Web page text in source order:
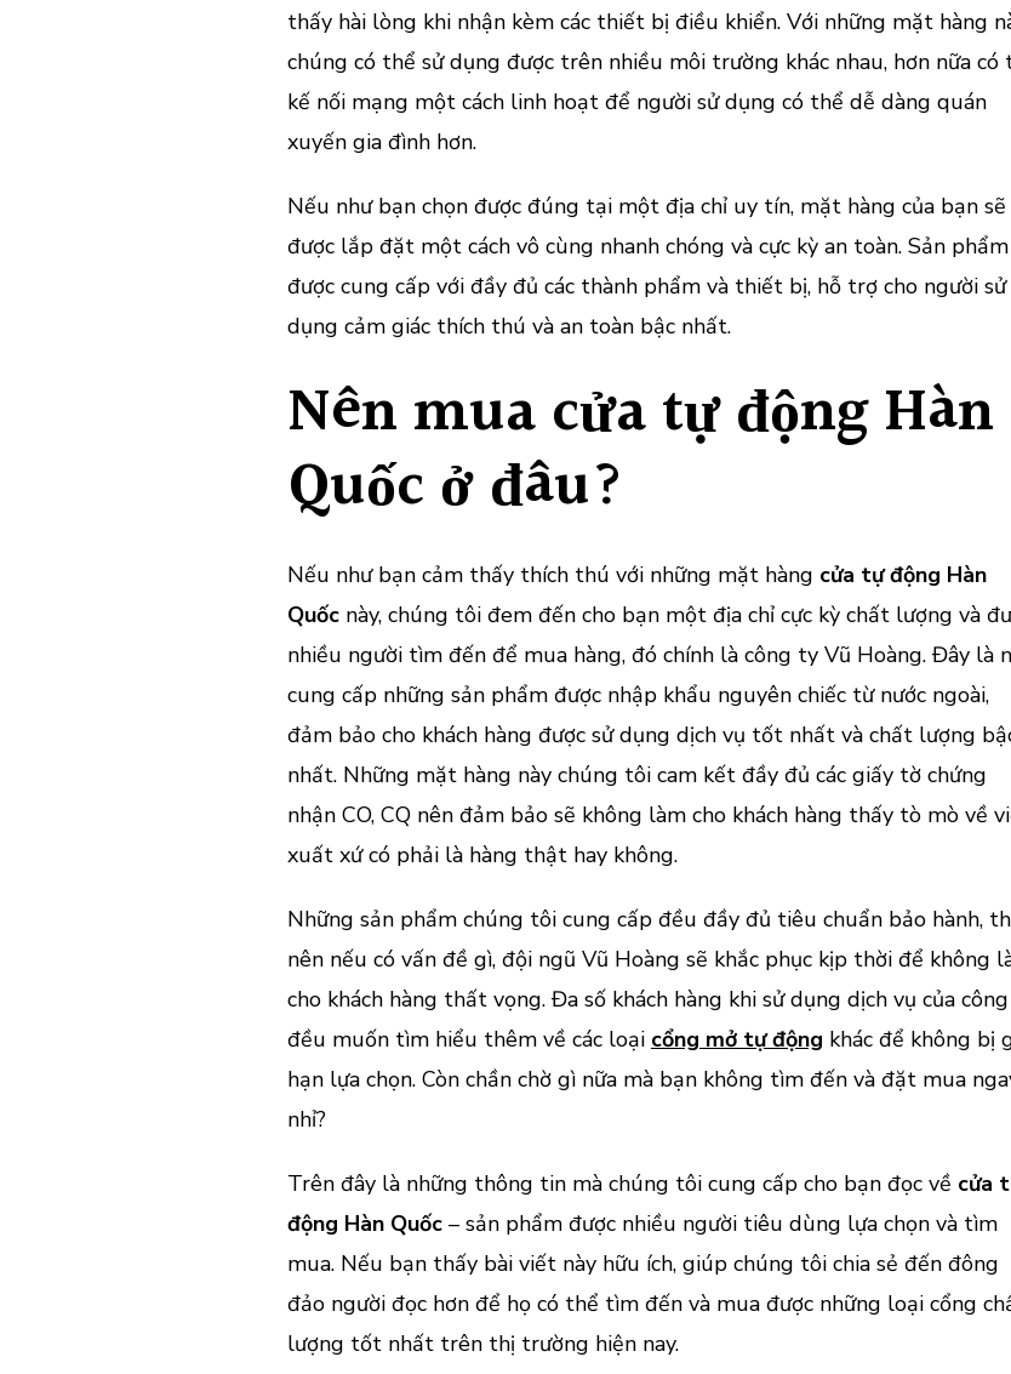
thấy hài lòng khi nhận kèm các thiết bị điều khiển. Với những mặt hàng
chúng có thể sử dụng được trên nhiều môi trường khác nhau, hơn nữa có
kế nối mạng một cách linh hoạt để người sử dụng có thể dễ dàng quán
xuyến gia đình hơn.
Nếu như bạn chọn được đúng tại một địa chỉ uy tín, mặt hàng của bạn sẽ
được lắp đặt một cách vô cùng nhanh chóng và cực kỳ an toàn. Sản
được cung cấp với đầy đủ các thành phẩm và thiết bị, hỗ trợ cho người sử
dụng cảm giác thích thú và an toàn bậc nhất.
Nên mua cửa tự động Hàn
Quốc ở đâu?
Nếu như bạn cảm thấy thích thú với những mặt hàng cửa tự động Hàn
Quốc này, chúng tôi đem đến cho bạn một địa chỉ cực kỳ chất lượng và
nhiều người tìm đến để mua hàng, đó chính là công ty Vũ Hoàng. Đây là
cung cấp những sản phẩm được nhập khẩu nguyên chiếc từ nước ngoài,
đảm bảo cho khách hàng được sử dụng dịch vụ tốt nhất và chất lượng
nhất. Những mặt hàng này chúng tôi cam kết đầy đủ các giấy tờ chứng
nhận CO, CQ nên đảm bảo sẽ không làm cho khách hàng thấy tò mò về
xuất xứ có phải là hàng thật hay không.
Những sản phẩm chúng tôi cung cấp đều đầy đủ tiêu chuẩn bảo hành,
nên nếu có vấn đề gì, đội ngũ Vũ Hoàng sẽ khắc phục kịp thời để không
cho khách hàng thất vọng. Đa số khách hàng khi sử dụng dịch vụ của
đều muốn tìm hiểu thêm về các loại cổng mở tự động khác để không bị
hạn lựa chọn. Còn chần chờ gì nữa mà bạn không tìm đến và đặt mua
nhỉ?
Trên đây là những thông tin mà chúng tôi cung cấp cho bạn đọc về cửa
động Hàn Quốc – sản phẩm được nhiều người tiêu dùng lựa chọn và tìm
mua. Nếu bạn thấy bài viết này hữu ích, giúp chúng tôi chia sẻ đến đông
đảo người đọc hơn để họ có thể tìm đến và mua được những loại cổng
lượng tốt nhất trên thị trường hiện nay.